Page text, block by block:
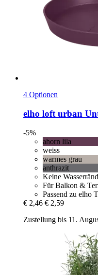
4 Optionen
elho loft urban
-5%
ahorn lila
weiss
warmes grau
anthrazit
Keine
Für Balkon &
Passend zu elho
€ 2,46 € 2,59
Zustellung bis 11.